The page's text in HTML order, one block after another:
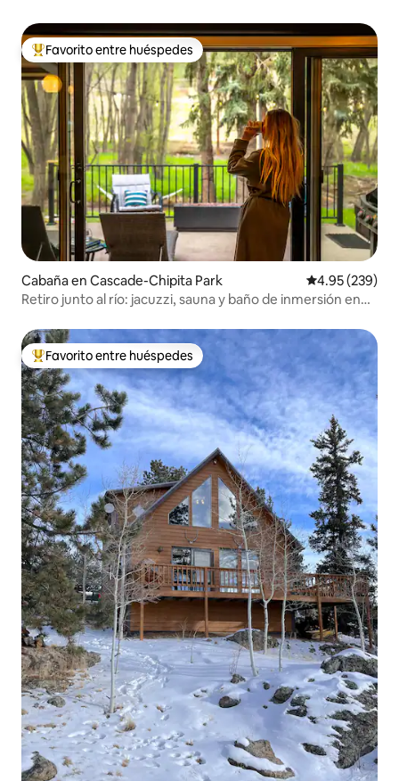
De los mejores en Favorito entre huéspedes
Favorito entre huéspedes
Cabaña en Cascade-Chipita Park Calificación
4.95 (239)
Retiro junto al río: jacuzzi, sauna y baño de inmersión en
De los mejores en Favorito entre huéspedes
Favorito entre huéspedes